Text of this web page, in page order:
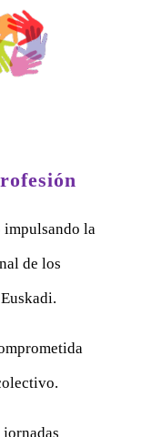
impulsando la
de los